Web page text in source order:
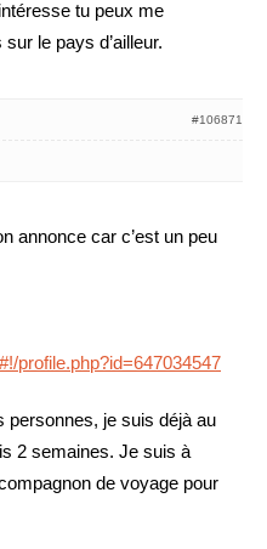
tu peux me
le pays d’ailleur.
#106871
annonce car c’est un peu
profile.php?id=647034547
personnes, je suis déjà au
2 semaines. Je suis à
de voyage pour